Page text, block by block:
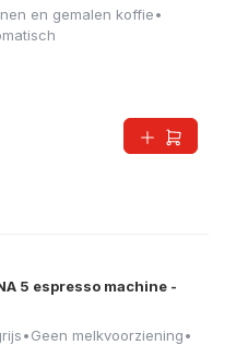
en gemalen koffie•
5 espresso machine -
•Geen melkvoorziening•